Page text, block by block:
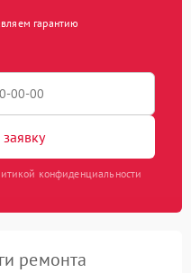
гарантию
конфиденциальности
ремонта